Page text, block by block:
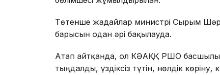
Төтенше жағдайлар министрі Сырым
барысын одан әрі бақылауда.
Атап айтқанда, ол КӘАҚҚ РШО
тыңдалды, үздіксіз түтін, нөлдік